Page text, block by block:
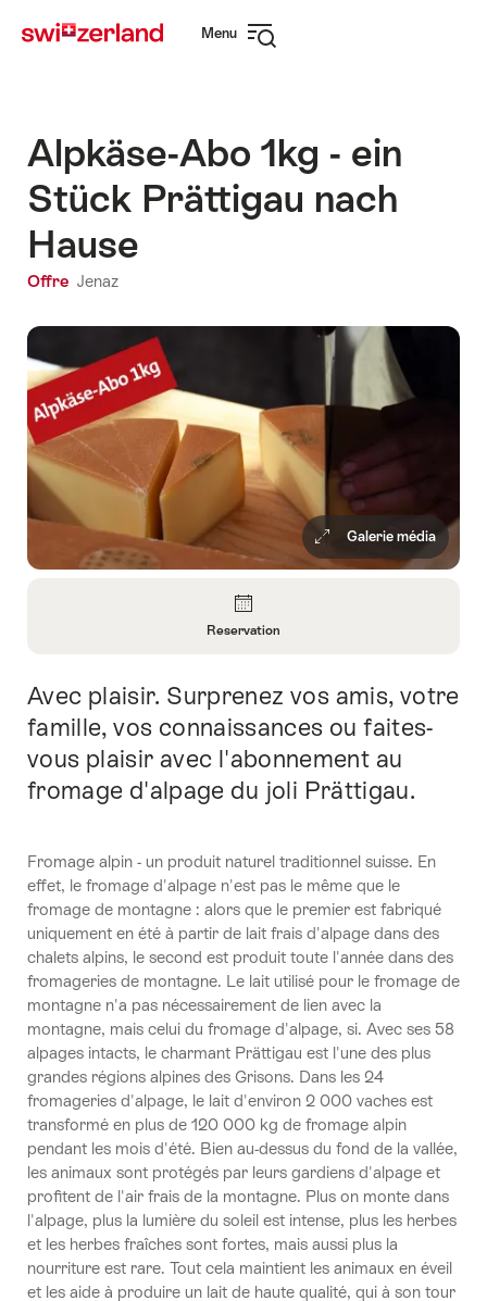
sur
rapide
Menu
Alpkäse-Abo 1kg - ein
Stück Prättigau nach
Hause
Offre Jenaz
Galerie média
informations
sur
Reservation
Reservation
Introduction
Avec plaisir. Surprenez vos amis, votre
famille, vos connaissances ou faites-
vous plaisir avec l'abonnement au
fromage d'alpage du joli Prättigau.
Fromage alpin - un produit naturel traditionnel suisse. En
effet, le fromage d'alpage n'est pas le même que le
fromage de montagne : alors que le premier est fabriqué
uniquement en été à partir de lait frais d'alpage dans des
chalets alpins, le second est produit toute l'année dans des
fromageries de montagne. Le lait utilisé pour le fromage de
montagne n'a pas nécessairement de lien avec la
montagne, mais celui du fromage d'alpage, si. Avec ses 58
alpages intacts, le charmant Prättigau est l'une des plus
grandes régions alpines des Grisons. Dans les 24
fromageries d'alpage, le lait d'environ 2 000 vaches est
transformé en plus de 120 000 kg de fromage alpin
pendant les mois d'été. Bien au-dessus du fond de la vallée,
les animaux sont protégés par leurs gardiens d'alpage et
profitent de l'air frais de la montagne. Plus on monte dans
l'alpage, plus la lumière du soleil est intense, plus les herbes
et les herbes fraîches sont fortes, mais aussi plus la
nourriture est rare. Tout cela maintient les animaux en éveil
et les aide à produire un lait de haute qualité, qui à son tour